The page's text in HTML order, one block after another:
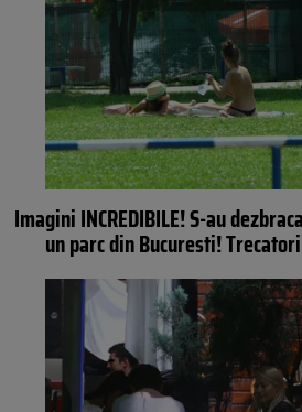
Imagini INCREDIBILE! S-au
un parc din Bucuresti!